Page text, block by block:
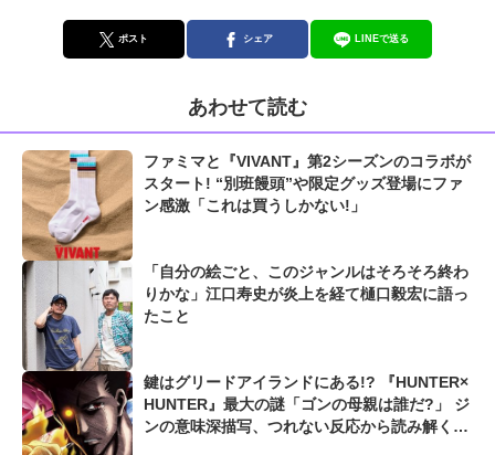
ポスト シェア LINEで送る
あわせて読む
ファミマと『VIVANT』第2シーズンのコラボが
スタート! “別班饅頭”や限定グッズ登場にファ
ン感激「これは買うしかない!」
「自分の絵ごと、このジャンルはそろそろ終わ
りかな」江口寿史が炎上を経て樋口毅宏に語っ
たこと
鍵はグリードアイランドにある!? 『HUNTER×
HUNTER』最大の謎「ゴンの母親は誰だ?」 ジ
ンの意味深描写、つれない反応から読み解く候